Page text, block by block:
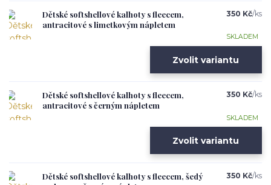
Dětské softshellové kalhoty s fleecem,
antracitové s limetkovým nápletem
350 Kč/ks
SKLADEM
Zvolit variantu
Dětské softshellové kalhoty s fleecem,
antracitové s černým nápletem
350 Kč/ks
SKLADEM
Zvolit variantu
Dětské softshellové kalhoty s fleecem, šedý
350 Kč/ks